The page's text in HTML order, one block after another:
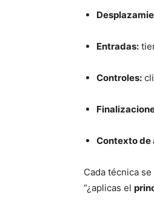
Entradas:
Controles:
Contexto de
Cada técnica
“¿aplicas el